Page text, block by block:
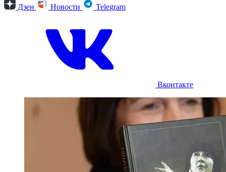
Дзен Новости Telegram
Вконтакте